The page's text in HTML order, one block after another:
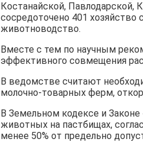
Костанайской, Павлодарской,
сосредоточено 401
животноводство.
Вместе с тем по научным
эффективного совмещения
В ведомстве считают
молочно-товарных ферм,
В Земельном кодексе и
животных на пастбищах,
менее 50% от предельно